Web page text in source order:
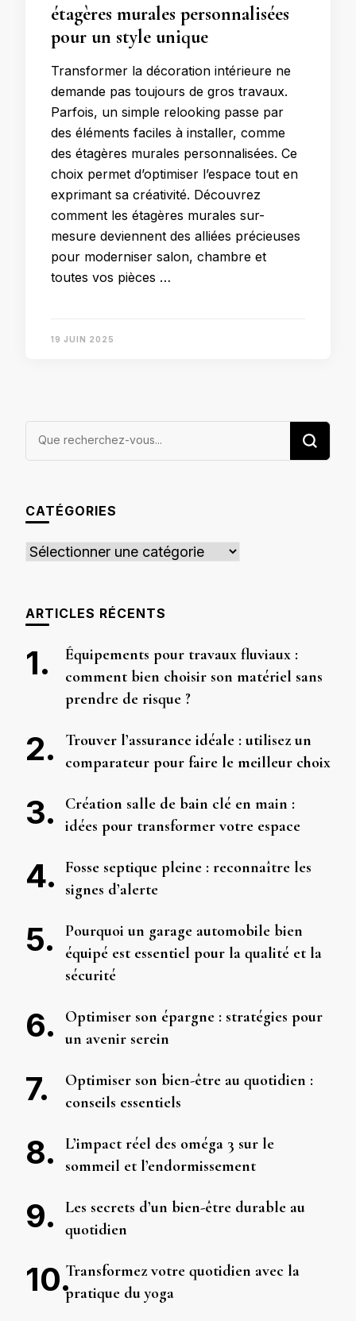
étagères murales personnalisées
pour un style unique
Transformer la décoration intérieure ne
demande pas toujours de gros travaux.
Parfois, un simple relooking passe par
des éléments faciles à installer, comme
des étagères murales personnalisées. Ce
choix permet d’optimiser l’espace tout en
exprimant sa créativité. Découvrez
comment les étagères murales sur-
mesure deviennent des alliées précieuses
pour moderniser salon, chambre et
toutes vos pièces …
19 JUIN 2025
Vous
CATÉGORIES
Catégories
ARTICLES RÉCENTS
Équipements pour travaux fluviaux :
comment bien choisir son matériel sans
prendre de risque ?
Trouver l’assurance idéale : utilisez un
comparateur pour faire le meilleur choix
Création salle de bain clé en main :
idées pour transformer votre espace
Fosse septique pleine : reconnaître les
signes d’alerte
Pourquoi un garage automobile bien
équipé est essentiel pour la qualité et la
sécurité
Optimiser son épargne : stratégies pour
un avenir serein
Optimiser son bien-être au quotidien :
conseils essentiels
L’impact réel des oméga 3 sur le
sommeil et l’endormissement
Les secrets d’un bien-être durable au
quotidien
Transformez votre quotidien avec la
pratique du yoga